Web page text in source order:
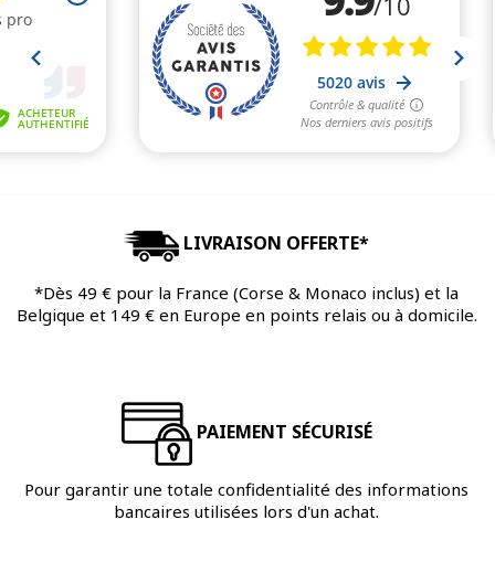
LIVRAISON OFFERTE*
*Dès 49 € pour la France (Corse & Monaco inclus) et la
Belgique et 149 € en Europe en points relais ou à domicile.
PAIEMENT SÉCURISÉ
Pour garantir une totale confidentialité des informations
bancaires utilisées lors d'un achat.